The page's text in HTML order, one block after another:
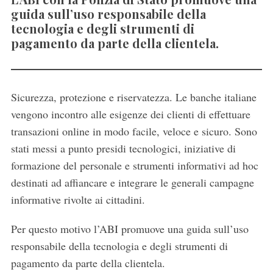
guida sull’uso responsabile della
tecnologia e degli strumenti di
pagamento da parte della clientela.
Sicurezza, protezione e riservatezza. Le banche italiane
vengono incontro alle esigenze dei clienti di effettuare
transazioni online in modo facile, veloce e sicuro. Sono
stati messi a punto presidi tecnologici, iniziative di
formazione del personale e strumenti informativi ad hoc
destinati ad affiancare e integrare le generali campagne
informative rivolte ai cittadini.
Per questo motivo l’ABI promuove una guida sull’uso
responsabile della tecnologia e degli strumenti di
pagamento da parte della clientela.